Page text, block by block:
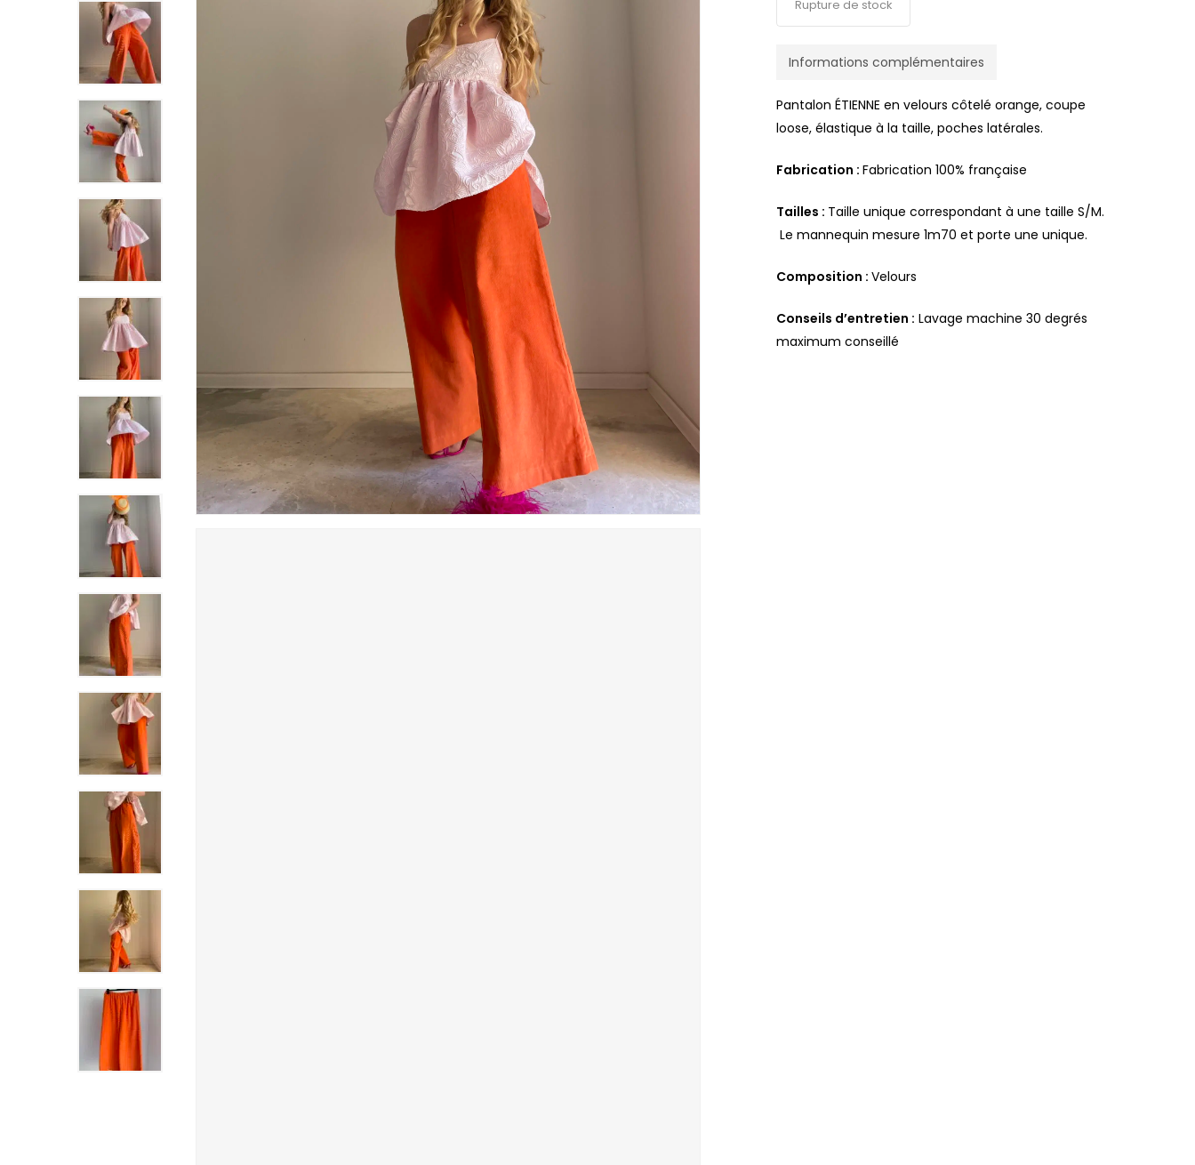
Rupture de stock
Informations complémentaires
Pantalon ÉTIENNE en velours côtelé orange, coupe
loose, élastique à la taille, poches latérales.
Fabrication :Fabrication 100% française
Tailles : Taille unique correspondant à une taille S/M.
Le mannequin mesure 1m70 et porte une unique.
Composition :Velours
Conseils d’entretien : Lavage machine 30 degrés
maximum conseillé